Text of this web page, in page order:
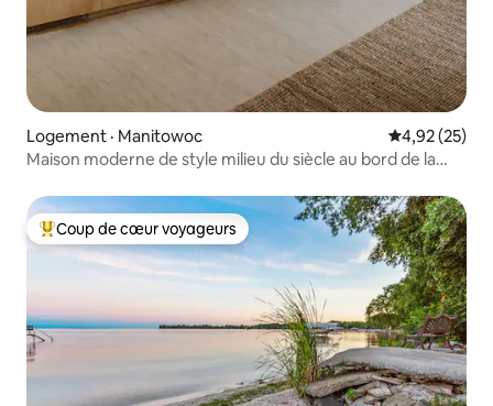
Logement · Manitowoc Note
4,92 (25)
Maison moderne de style milieu du siècle au bord de la
Coup de cœur voyageurs parmi les plus aimés
Coup de cœur voyageurs